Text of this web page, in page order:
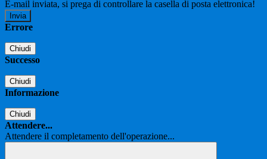
E-mail inviata, si prega di controllare la casella di posta elettronica!
Errore
Chiudi
Successo
Chiudi
Informazione
Chiudi
Attendere...
Attendere il completamento dell'operazione...